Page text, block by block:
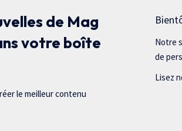
de Mag
votre boîte
le meilleur contenu
Notre
de
Lisez